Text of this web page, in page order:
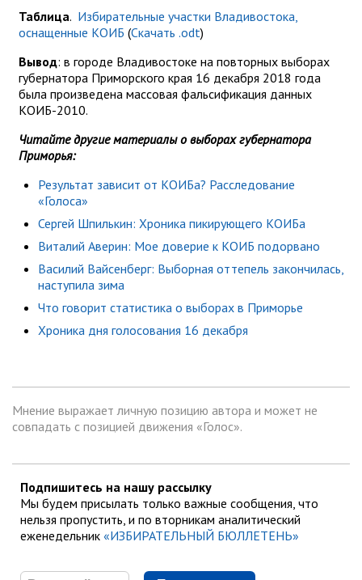
Таблица. Избирательные участки Владивостока,
оснащенные КОИБ (Скачать .odt)
Вывод: в городе Владивостоке на повторных выборах
губернатора Приморского края 16 декабря 2018 года
была произведена массовая фальсификация данных
КОИБ-2010.
Читайте другие материалы о выборах губернатора
Приморья:
Результат зависит от КОИБа? Расследование
«Голоса»
Сергей Шпилькин: Хроника пикирующего КОИБа
Виталий Аверин: Мое доверие к КОИБ подорвано
Василий Вайсенберг: Выборная оттепель закончилась,
наступила зима
Что говорит статистика о выборах в Приморье
Хроника дня голосования 16 декабря
Мнение выражает личную позицию автора и может не
совпадать с позицией движения «Голос».
Подпишитесь на нашу рассылку
Мы будем присылать только важные сообщения, что
нельзя пропустить, и по вторникам аналитический
еженедельник «ИЗБИРАТЕЛЬНЫЙ БЮЛЛЕТЕНЬ»